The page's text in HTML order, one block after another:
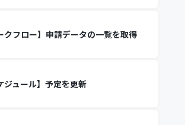
クフロー】申請データの一覧を取得
ジュール】予定を更新